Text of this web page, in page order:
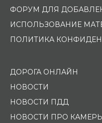
ФОРУМ ДЛЯ
ИСПОЛЬЗОВАНИЕ
ПОЛИТИКА
ДОРОГА ОНЛАЙН
НОВОСТИ
НОВОСТИ ПДД
НОВОСТИ ПРО